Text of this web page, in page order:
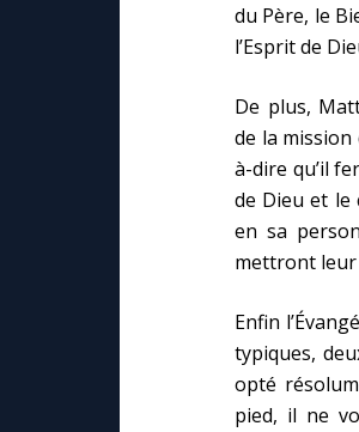
du Père, le
l’Esprit de
De plus,
de la mission
à-dire qu’il
de Dieu et le
en sa
mettront leur
Enfin
typiques,
opté
pied, il ne